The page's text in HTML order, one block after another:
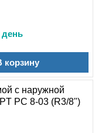
день
корзину
с наружной
PC 8-03 (R3/8")